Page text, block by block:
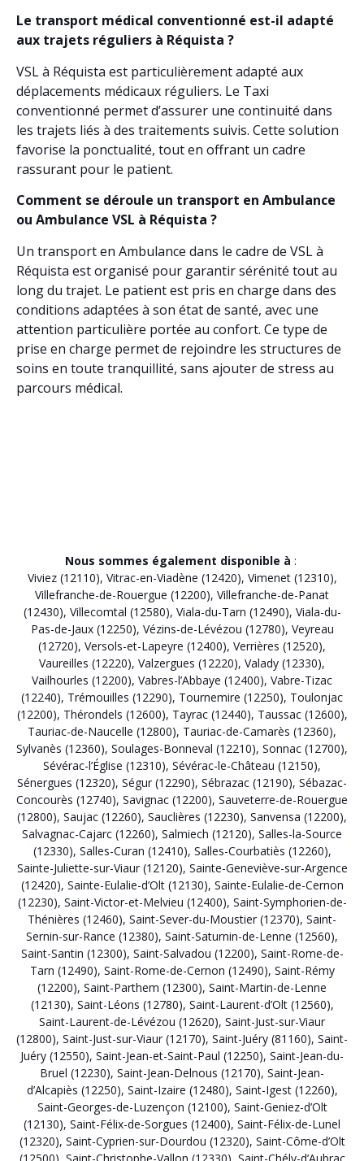
Le transport médical conventionné est-il adapté
aux trajets réguliers à Réquista ?
VSL à Réquista est particulièrement adapté aux
déplacements médicaux réguliers. Le Taxi
conventionné permet d’assurer une continuité dans
les trajets liés à des traitements suivis. Cette solution
favorise la ponctualité, tout en offrant un cadre
rassurant pour le patient.
Comment se déroule un transport en Ambulance
ou Ambulance VSL à Réquista ?
Un transport en Ambulance dans le cadre de VSL à
Réquista est organisé pour garantir sérénité tout au
long du trajet. Le patient est pris en charge dans des
conditions adaptées à son état de santé, avec une
attention particulière portée au confort. Ce type de
prise en charge permet de rejoindre les structures de
soins en toute tranquillité, sans ajouter de stress au
parcours médical.
Nous sommes également disponible à :
Viviez (12110), Vitrac-en-Viadène (12420), Vimenet (12310),
Villefranche-de-Rouergue (12200), Villefranche-de-Panat
(12430), Villecomtal (12580), Viala-du-Tarn (12490), Viala-du-
Pas-de-Jaux (12250), Vézins-de-Lévézou (12780), Veyreau
(12720), Versols-et-Lapeyre (12400), Verrières (12520),
Vaureilles (12220), Valzergues (12220), Valady (12330),
Vailhourles (12200), Vabres-l’Abbaye (12400), Vabre-Tizac
(12240), Trémouilles (12290), Tournemire (12250), Toulonjac
(12200), Thérondels (12600), Tayrac (12440), Taussac (12600),
Tauriac-de-Naucelle (12800), Tauriac-de-Camarès (12360),
Sylvanès (12360), Soulages-Bonneval (12210), Sonnac (12700),
Sévérac-l’Église (12310), Sévérac-le-Château (12150),
Sénergues (12320), Ségur (12290), Sébrazac (12190), Sébazac-
Concourès (12740), Savignac (12200), Sauveterre-de-Rouergue
(12800), Saujac (12260), Sauclières (12230), Sanvensa (12200),
Salvagnac-Cajarc (12260), Salmiech (12120), Salles-la-Source
(12330), Salles-Curan (12410), Salles-Courbatiès (12260),
Sainte-Juliette-sur-Viaur (12120), Sainte-Geneviève-sur-Argence
(12420), Sainte-Eulalie-d’Olt (12130), Sainte-Eulalie-de-Cernon
(12230), Saint-Victor-et-Melvieu (12400), Saint-Symphorien-de-
Thénières (12460), Saint-Sever-du-Moustier (12370), Saint-
Sernin-sur-Rance (12380), Saint-Saturnin-de-Lenne (12560),
Saint-Santin (12300), Saint-Salvadou (12200), Saint-Rome-de-
Tarn (12490), Saint-Rome-de-Cernon (12490), Saint-Rémy
(12200), Saint-Parthem (12300), Saint-Martin-de-Lenne
(12130), Saint-Léons (12780), Saint-Laurent-d’Olt (12560),
Saint-Laurent-de-Lévézou (12620), Saint-Just-sur-Viaur
(12800), Saint-Just-sur-Viaur (12170), Saint-Juéry (81160), Saint-
Juéry (12550), Saint-Jean-et-Saint-Paul (12250), Saint-Jean-du-
Bruel (12230), Saint-Jean-Delnous (12170), Saint-Jean-
d’Alcapiès (12250), Saint-Izaire (12480), Saint-Igest (12260),
Saint-Georges-de-Luzençon (12100), Saint-Geniez-d’Olt
(12130), Saint-Félix-de-Sorgues (12400), Saint-Félix-de-Lunel
(12320), Saint-Cyprien-sur-Dourdou (12320), Saint-Côme-d’Olt
(12500), Saint-Christophe-Vallon (12330), Saint-Chély-d’Aubrac